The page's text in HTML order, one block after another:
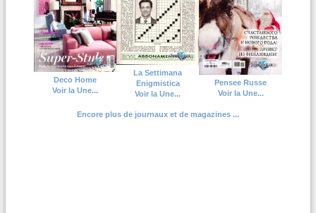
Deco Home
Voir la Une...
La Settimana
Enigmistica
Voir la Une...
Pensee Russe
Voir la Une...
Encore plus de journaux et de magazines ...